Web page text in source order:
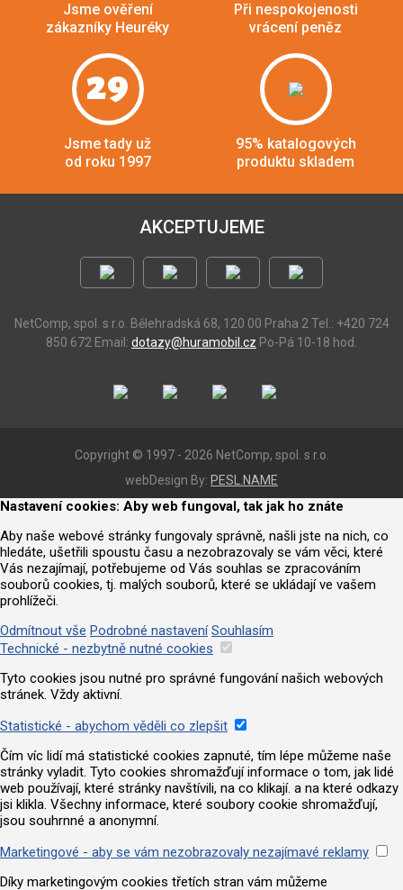
Jsme ověření
zákazníky Heuréky
Při nespokojenosti
vrácení peněz
29
Jsme tady už
od roku 1997
95% katalogových
produktu skladem
AKCEPTUJEME
NetComp, spol. s r.o. Bělehradská 68, 120 00 Praha 2 Tel.: +420 724
850 672 Email: dotazy@huramobil.cz Po-Pá 10-18 hod.
Copyright © 1997 - 2026 NetComp, spol. s r.o.
webDesign By: PESL.NAME
Nastavení cookies: Aby web fungoval, tak jak ho znáte
Aby naše webové stránky fungovaly správně, našli jste na nich, co
hledáte, ušetřili spoustu času a nezobrazovaly se vám věci, které
Vás nezajímají, potřebujeme od Vás souhlas se zpracováním
souborů cookies, tj. malých souborů, které se ukládají ve vašem
prohlížeči.
Odmítnout vše Podrobné nastavení Souhlasím
Technické - nezbytně nutné cookies
Tyto cookies jsou nutné pro správné fungování našich webových
stránek. Vždy aktivní.
Statistické - abychom věděli co zlepšit
Čím víc lidí má statistické cookies zapnuté, tím lépe můžeme naše
stránky vyladit. Tyto cookies shromažďují informace o tom, jak lidé
web používají, které stránky navštívili, na co klikají. a na které odkazy
jsi klikla. Všechny informace, které soubory cookie shromažďují,
jsou souhrnné a anonymní.
Marketingové - aby se vám nezobrazovaly nezajímavé reklamy
Díky marketingovým cookies třetích stran vám můžeme